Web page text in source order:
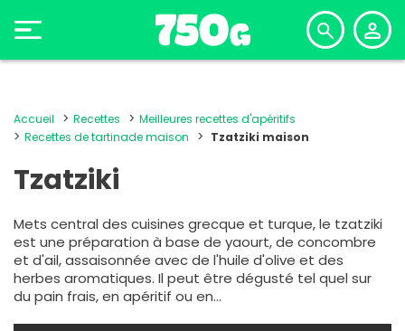
Accueil Recettes
Meilleures recettes d'apéritifs
Recettes de tartinade maison
Tzatziki maison
Tzatziki
Mets central des cuisines grecque et turque, le tzatziki
est une préparation à base de yaourt, de concombre
et d'ail, assaisonnée avec de l'huile d'olive et des
herbes aromatiques. Il peut être dégusté tel quel sur
du pain frais, en apéritif ou en...